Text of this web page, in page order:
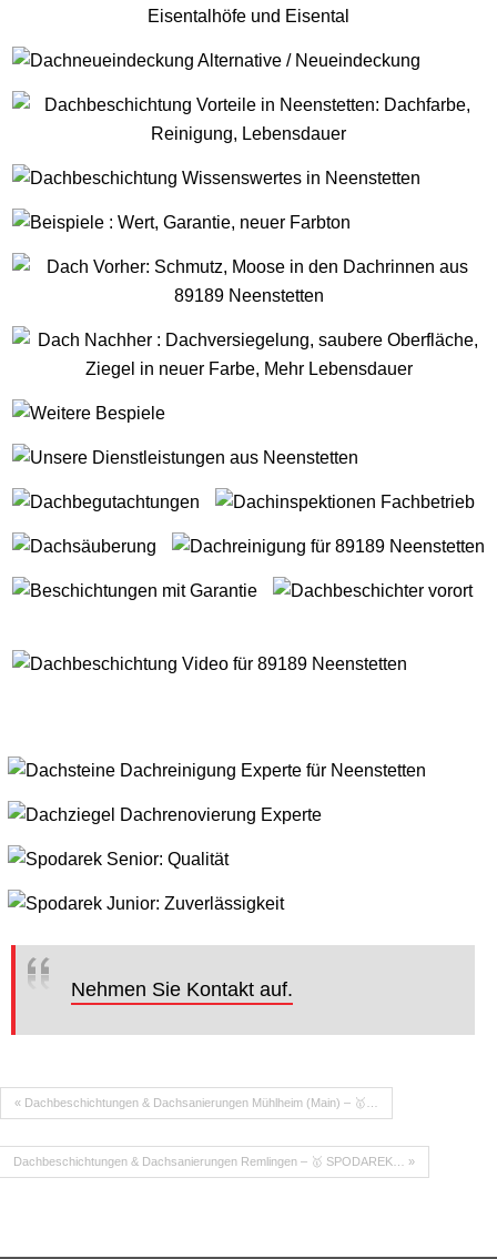
Nehmen Sie Kontakt auf.
« Dachbeschichtungen & Dachsanierungen Mühlheim (Main) – 🥇…
Dachbeschichtungen & Dachsanierungen Remlingen – 🥇 SPODAREK… »